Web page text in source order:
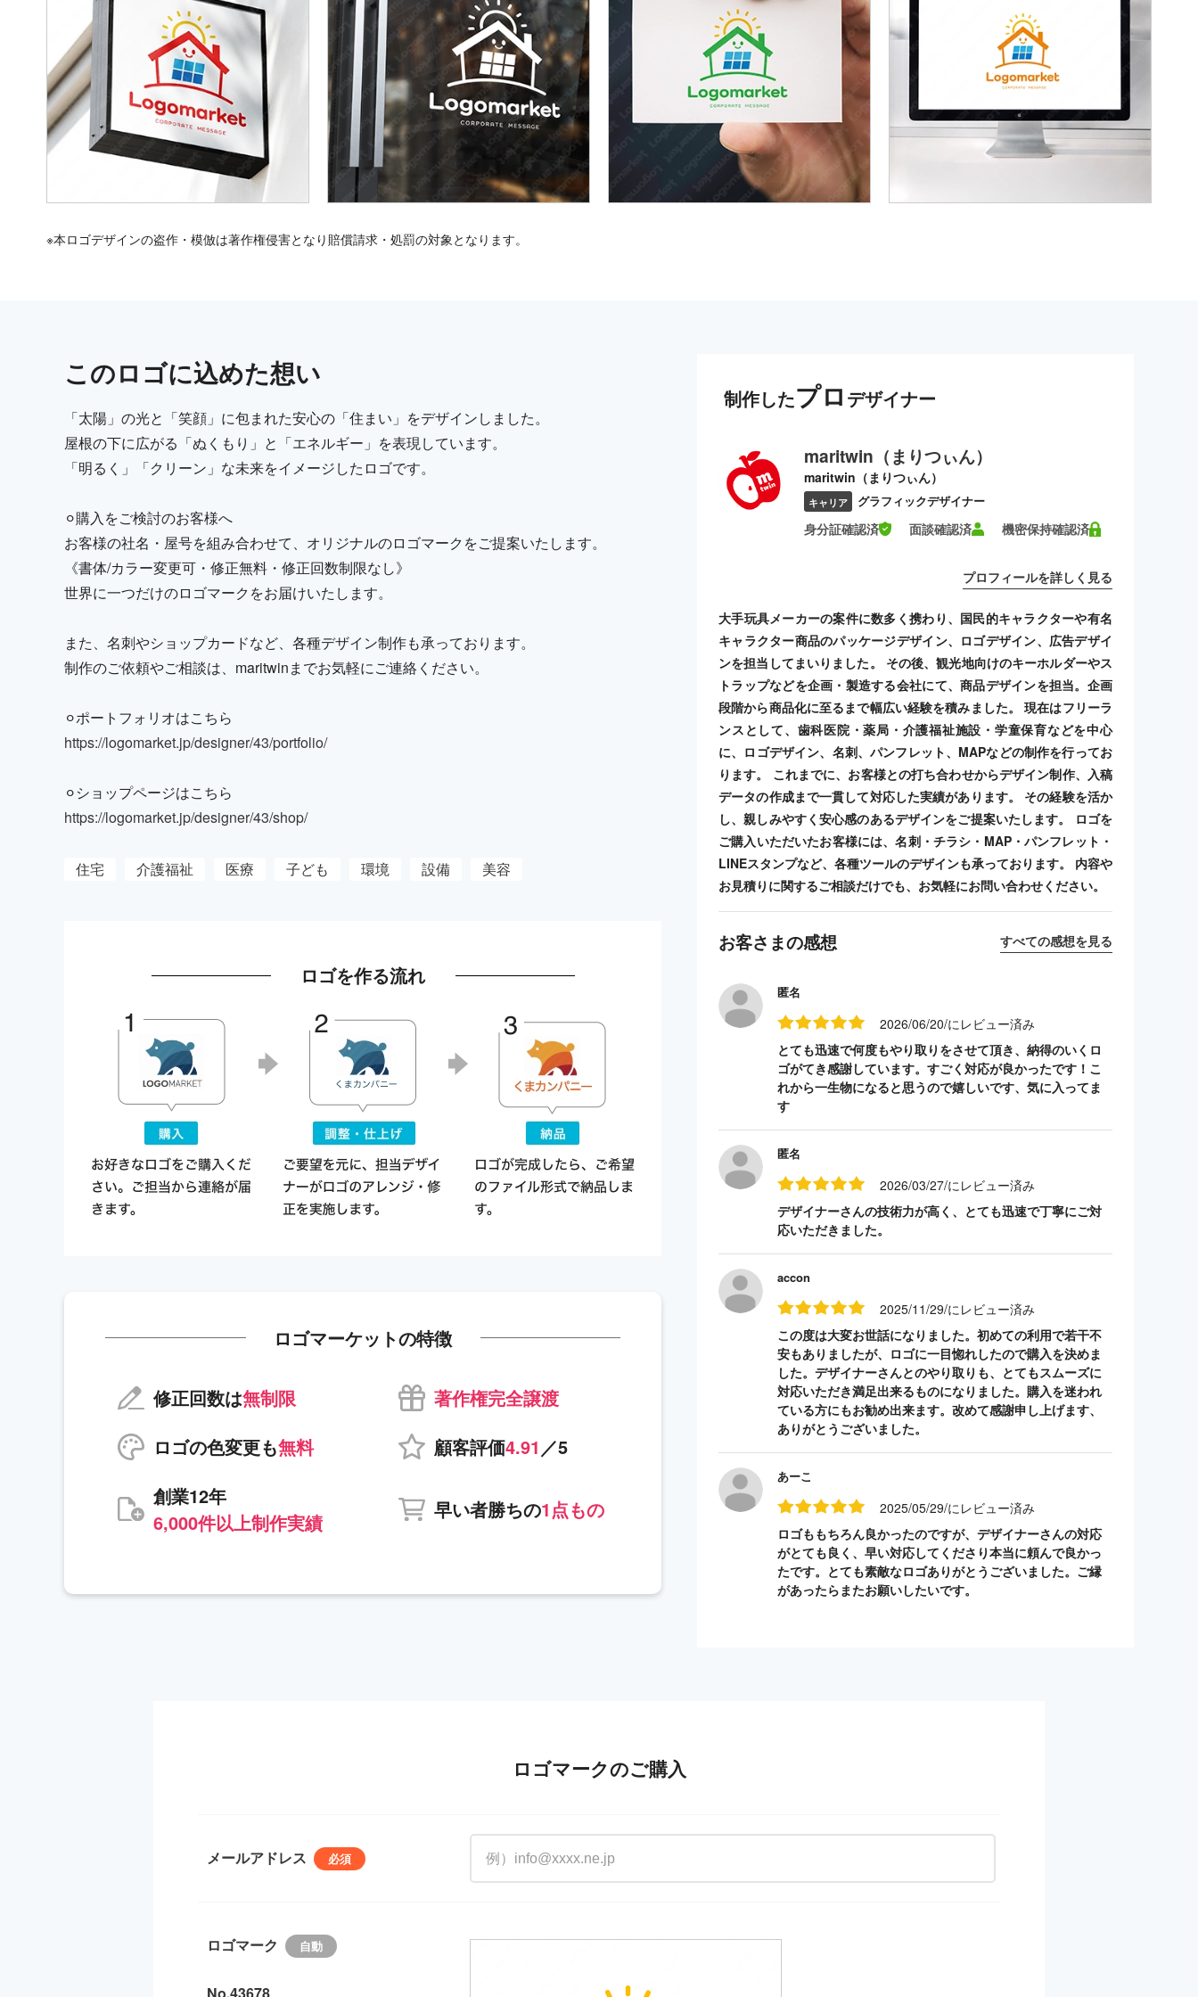
※本ロゴデザインの盗作・模倣は著作権侵害となり賠償請求・処罰の対象となります。
このロゴに込めた想い
「太陽」の光と「笑顔」に包まれた安心の「住まい」をデザインしました。
屋根の下に広がる「ぬくもり」と「エネルギー」を表現しています。
「明るく」「クリーン」な未来をイメージしたロゴです。
⚪︎購入をご検討のお客様へ
お客様の社名・屋号を組み合わせて、オリジナルのロゴマークをご提案いたします。
《書体/カラー変更可・修正無料・修正回数制限なし》
世界に一つだけのロゴマークをお届けいたします。
また、名刺やショップカードなど、各種デザイン制作も承っております。
制作のご依頼やご相談は、maritwinまでお気軽にご連絡ください。
⚪︎ポートフォリオはこちら
https://logomarket.jp/designer/43/portfolio/
⚪︎ショップページはこちら
https://logomarket.jp/designer/43/shop/
住宅 介護福祉 医療 子ども 環境 設備 美容
ロゴを作る流れ
ロゴマーケットの特徴
修正回数は無制限
著作権完全譲渡
ロゴの色変更も無料 顧客評価4.91 ／5
創業12年
6,000件以上制作実績
早い者勝ちの1点もの
制作したプロ デザイナー
maritwin（まりつぃん）
maritwin（まりつぃん）
キャリア グラフィックデザイナー
身分証確認済 面談確認済 機密保持確認済
プロフィールを詳しく見る
大手玩具メーカーの案件に数多く携わり、国民的キャラクターや有名
キャラクター商品のパッケージデザイン、ロゴデザイン、広告デザイ
ンを担当してまいりました。 その後、観光地向けのキーホルダーやス
トラップなどを企画・製造する会社にて、商品デザインを担当。企画
段階から商品化に至るまで幅広い経験を積みました。 現在はフリーラ
ンスとして、歯科医院・薬局・介護福祉施設・学童保育などを中心
に、ロゴデザイン、名刺、パンフレット、MAPなどの制作を行ってお
ります。 これまでに、お客様との打ち合わせからデザイン制作、入稿
データの作成まで一貫して対応した実績があります。 その経験を活か
し、親しみやすく安心感のあるデザインをご提案いたします。 ロゴを
ご購入いただいたお客様には、名刺・チラシ・MAP・パンフレット・
LINEスタンプなど、各種ツールのデザインも承っております。 内容や
お見積りに関するご相談だけでも、お気軽にお問い合わせください。
お客さまの感想 すべての感想を見る
匿名
2026/06/20/にレビュー済み
とても迅速で何度もやり取りをさせて頂き、納得のいくロ
ゴがてき感謝しています。すごく対応が良かったです！こ
れから一生物になると思うので嬉しいです、気に入ってま
す
匿名
2026/03/27/にレビュー済み
デザイナーさんの技術力が高く、とても迅速で丁寧にご対
応いただきました。
accon
2025/11/29/にレビュー済み
この度は大変お世話になりました。初めての利用で若干不
安もありましたが、ロゴに一目惚れしたので購入を決めま
した。デザイナーさんとのやり取りも、とてもスムーズに
対応いただき満足出来るものになりました。購入を迷われ
ている方にもお勧め出来ます。改めて感謝申し上げます、
ありがとうございました。
あーこ
2025/05/29/にレビュー済み
ロゴももちろん良かったのですが、デザイナーさんの対応
がとても良く、早い対応してくださり本当に頼んで良かっ
たです。とても素敵なロゴありがとうございました。ご縁
があったらまたお願いしたいです。
ロゴマークのご購入
メールアドレス
ロゴマーク